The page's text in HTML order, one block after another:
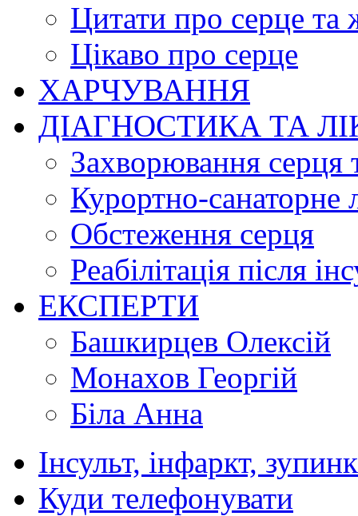
Цитати про серце та
Цікаво про серце
ХАРЧУВАННЯ
ДІАГНОСТИКА ТА
Захворювання серця
Курортно-cанаторне
Обстеження серця
Реабілітація після
ЕКСПЕРТИ
Башкирцев Олексій
Монахов Георгій
Біла Анна
Інсульт, інфаркт,
Куди телефонувати